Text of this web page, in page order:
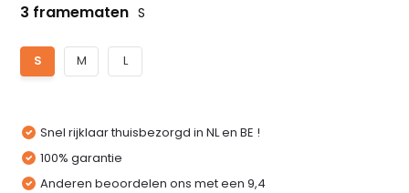
3 framematen S
S M L
Snel rijklaar thuisbezorgd in NL en BE !
100% garantie
Anderen beoordelen ons met een 9,4